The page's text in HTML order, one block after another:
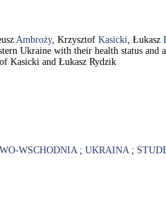
Ambroży, Krzysztof Kasicki, Łukasz
Ukraine with their health status
Kasicki and Łukasz Rydzik
WSCHODNIA; UKRAINA;